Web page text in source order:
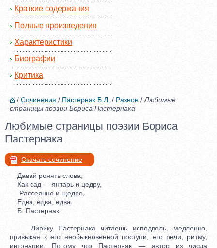
Краткие содержания
Полные произведения
Характеристики
Биографии
Критика
/ Сочинения / Пастернак Б.Л. / Разное / Любимые
страницы поэзии Бориса Пастернака
Любимые страницы поэзии Бориса
Пастернака
Скачать сочинение
Давай ронять слова,
Как сад — янтарь и цедру,
Рассеянно и щедро,
Едва, едва, едва.
Б. Пастернак
Лирику Пастернака читаешь исподволь, медленно,
привыкая к его необыкновенной поступи, его речи, ритму,
интонации. Потому что Пастернак — автор из числа